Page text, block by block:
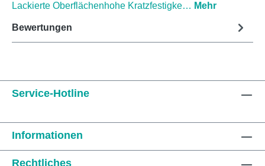
Lackierte Oberflächenhohe Kratzfestigke… Mehr
Bewertungen
Service-Hotline
Informationen
Rechtliches